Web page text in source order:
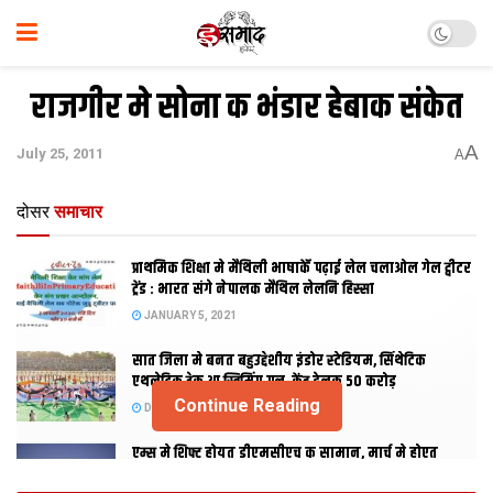
राजगीर मे सोना क भंडार हेबाक संकेत
July 25, 2011 AA
दोसर समाचार
प्राथमिक शि‍क्षा मे मैथि‍ली भाषाकेँ पढ़ाई लेल चलाओल गेल ट्वीटर
ट्रेंड : भारत संगे नेपालक मैथिल लेलनि हिस्सा
JANUARY 5, 2021
सात जिला मे बनत बहुउद्देशीय इंडोर स्‍टेडि‍यम, सिंथेटिक
एथलेटिक ट्रेक आ स्विमिंग पुल, केंद्र देलक 50 करोड़
DECEMBER 26, 2020
एम्स मे शिफ्ट होयत डीएमसीएच क सामान, मार्च मे होएत
Continue Reading